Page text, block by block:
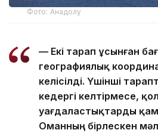
Фото: Анадолу
— Екі тарап ұсынған
географиялық
келісілді. Үшінші
кедергі келтірмесе, қол
уағдаластықтарды
Оманның бірлескен